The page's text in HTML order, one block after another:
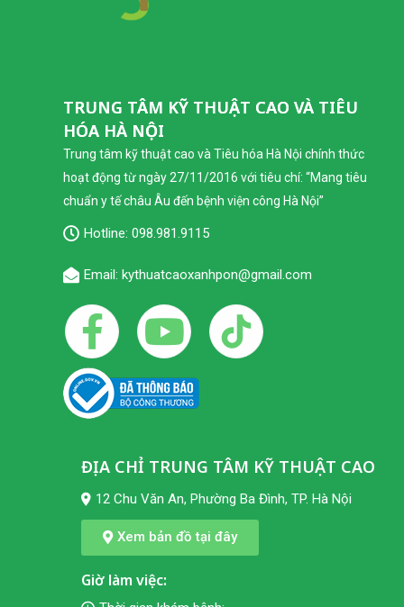
TRUNG TÂM KỸ THUẬT CAO VÀ TIÊU
HÓA HÀ NỘI
Trung tâm kỹ thuật cao và Tiêu hóa Hà Nội chính thức
hoạt động từ ngày 27/11/2016 với tiêu chí: “Mang tiêu
chuẩn y tế châu Âu đến bệnh viện công Hà Nội”
Hotline: 098.981.9115
Email: kythuatcaoxanhpon@gmail.com
ĐỊA CHỈ TRUNG TÂM KỸ THUẬT CAO
12 Chu Văn An, Phường Ba Đình, TP. Hà Nội
Xem bản đồ tại đây
Giờ làm việc: